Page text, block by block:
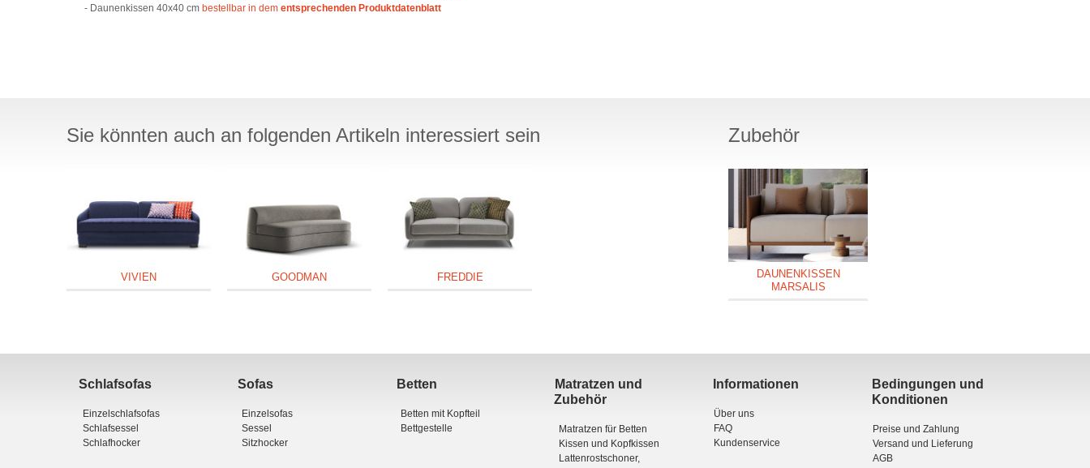
- Daunenkissen 40x40 cm bestellbar in dementsprechenden Produktdatenblatt
Sie könnten auch an folgenden Artikeln interessiert sein
VIVIEN GOODMAN FREDDIE
Zubehör
DAUNENKISSEN
MARSALIS
Schlafsofas
Einzelschlafsofas
Schlafsessel
Schlafhocker
Sofas
Einzelsofas
Sessel
Sitzhocker
Betten
Betten mit Kopfteil
Bettgestelle
Matratzen und
Zubehör
Matratzen für Betten
Kissen und Kopfkissen
Lattenrostschoner,
Informationen
Über uns
FAQ
Kundenservice
Bedingungen und
Konditionen
Preise und Zahlung
Versand und Lieferung
AGB